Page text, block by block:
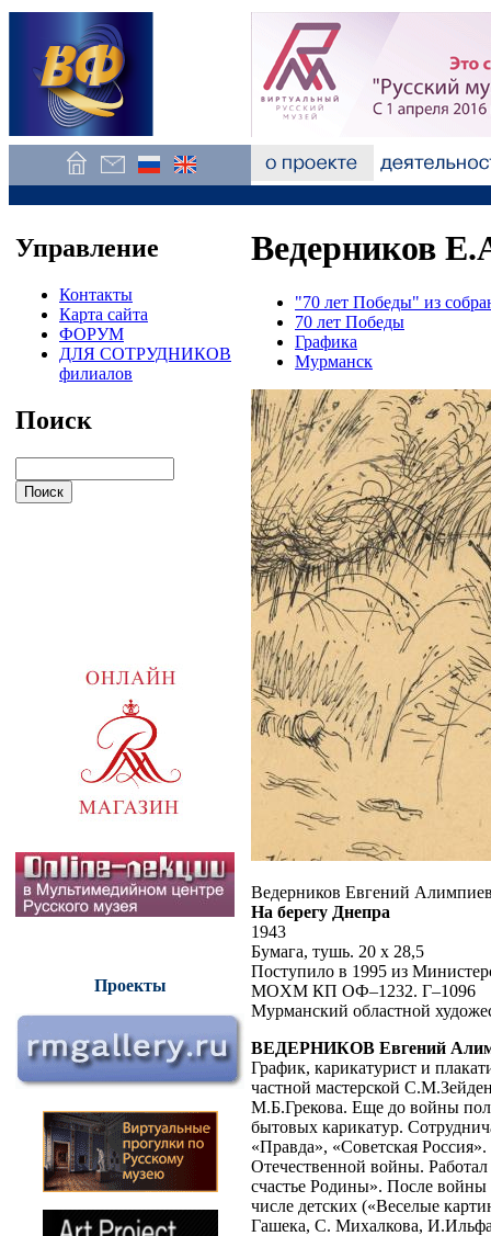
Управление
Контакты
Карта сайта
ФОРУМ
ДЛЯ СОТРУДНИКОВ
филиалов
Поиск
Проекты
Ведерников
"70 лет Победы" из
70 лет Победы
Графика
Мурманск
Ведерников Евгений
На берегу Днепра
1943
Бумага, тушь. 20 x 28,5
Поступило в 1995 из
MOXM КП ОФ–1232. Г–1096
Мурманский областной
ВЕДЕРНИКОВ Евгений
График, карикатурист и
частной мастерской
М.Б.Грекова. Еще до войны
бытовых карикатур.
«Правда», «Советская
Отечественной войны.
счастье Родины». После
числе детских («Веселые
Гашека, С. Михалкова,